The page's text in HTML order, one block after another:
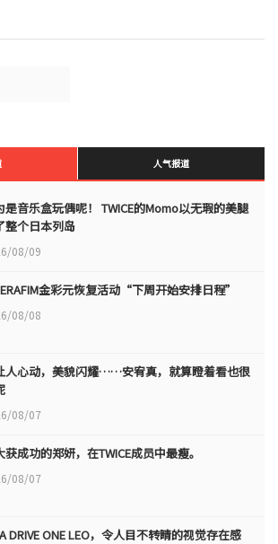
人气报道
是音乐盒玩偶呢！ TWICE的Momo以无瑕的美腿
整个日本列岛
08/09
金彩元恢复活动“下周开始安排日程”
08/08
人心动，美貌闪耀……安宥真，就算瞪着看也很
08/07
获成功的郑妍，在TWICE成员中最瘦。
08/07
DRIVE ONE LEO，令人目不转睛的视觉存在感